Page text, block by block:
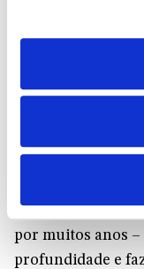
resumido na
pela realidade, se
íntima».
– que também
profissional, na
pública, tendo
por muitos anos
profundidade e